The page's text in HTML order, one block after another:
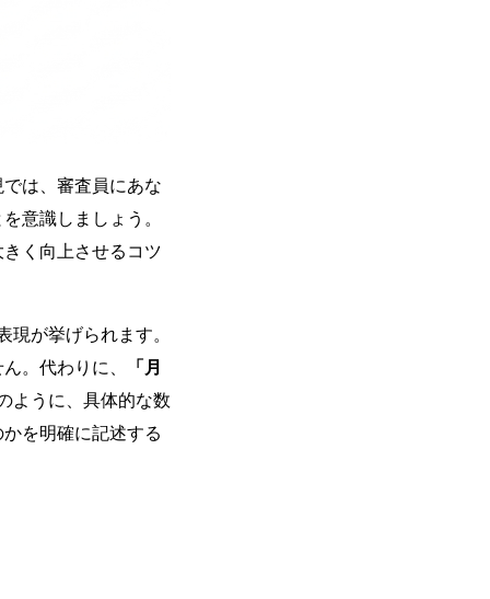
は、審査員にあな
意識しましょう。
く向上させるコツ
が挙げられます。
。代わりに、
「月
ように、具体的な数
を明確に記述する